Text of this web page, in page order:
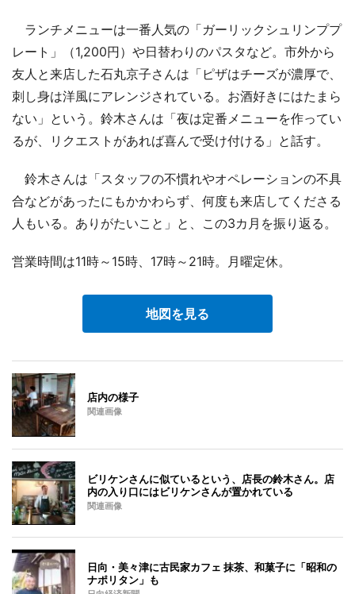
ランチメニューは一番人気の「ガーリックシュリンププ
レート」（1,200円）や日替わりのパスタなど。市外から
友人と来店した石丸京子さんは「ピザはチーズが濃厚で、
刺し身は洋風にアレンジされている。お酒好きにはたまら
ない」という。鈴木さんは「夜は定番メニューを作ってい
るが、リクエストがあれば喜んで受け付ける」と話す。
鈴木さんは「スタッフの不慣れやオペレーションの不具
合などがあったにもかかわらず、何度も来店してくださる
人もいる。ありがたいこと」と、この3カ月を振り返る。
営業時間は11時～15時、17時～21時。月曜定休。
地図を見る
店内の様子
関連画像
ビリケンさんに似ているという、店長の鈴木さん。店
内の入り口にはビリケンさんが置かれている
関連画像
日向・美々津に古民家カフェ 抹茶、和菓子に「昭和の
ナポリタン」も